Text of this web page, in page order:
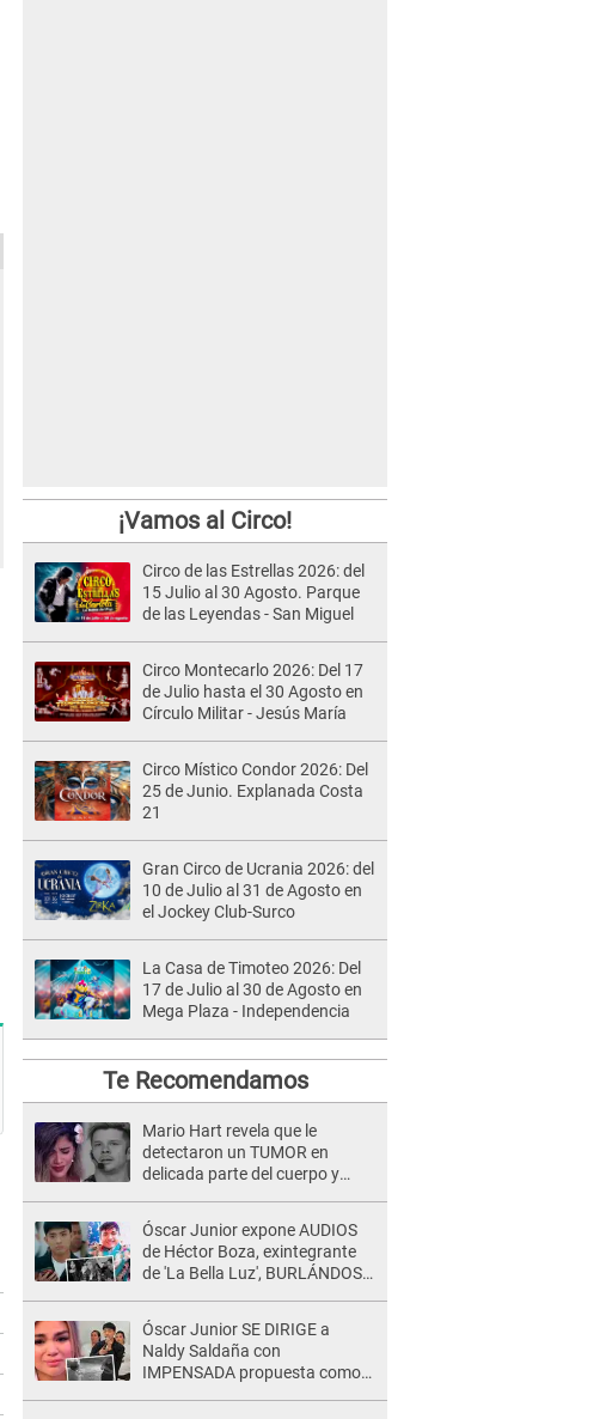
¡Vamos al Circo!
Circo de las Estrellas 2026: del
15 Julio al 30 Agosto. Parque
de las Leyendas - San Miguel
Circo Montecarlo 2026: Del 17
de Julio hasta el 30 Agosto en
Círculo Militar - Jesús María
Circo Místico Condor 2026: Del
25 de Junio. Explanada Costa
21
Gran Circo de Ucrania 2026: del
10 de Julio al 31 de Agosto en
el Jockey Club-Surco
La Casa de Timoteo 2026: Del
17 de Julio al 30 de Agosto en
Mega Plaza - Independencia
Te Recomendamos
Mario Hart revela que le
detectaron un TUMOR en
delicada parte del cuerpo y
muy fuertes..."
Óscar Junior expone AUDIOS
de Héctor Boza, exintegrante
de 'La Bella Luz', BURLÁNDOSE
de maltrato: "Grábame..."
Óscar Junior SE DIRIGE a
Naldy Saldaña con
IMPENSADA propuesta como